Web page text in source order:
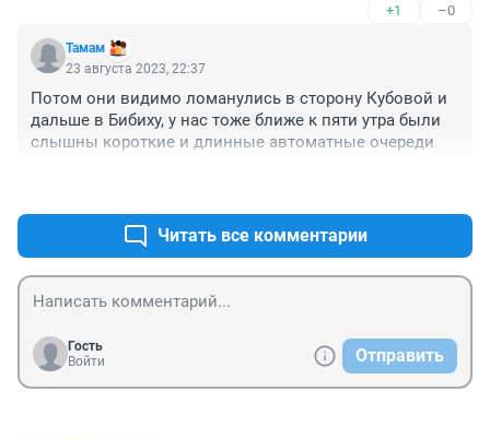
+1 –0
Тамам
23 августа 2023, 22:37
Потом они видимо ломанулись в сторону Кубовой и
дальше в Бибиху, у нас тоже ближе к пяти утра были
слышны короткие и длинные автоматные очереди
Читать все комментарии
Гость
Войти
Отправить